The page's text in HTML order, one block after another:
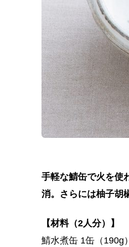
手軽な鯖缶で火を使
消。さらには柚子胡
【材料（2人分）】
鯖水煮缶 1缶（190g）